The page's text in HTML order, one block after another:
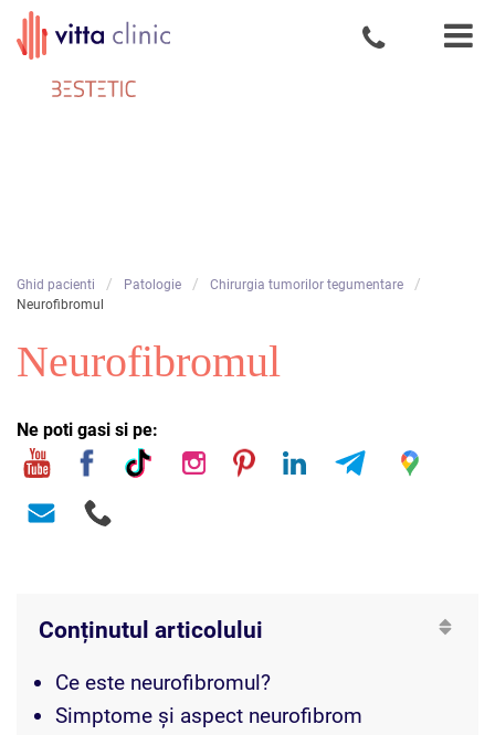
Skip
to
content
Profesionalism
si atentie la
detalii
Ghid pacienti / Patologie / Chirurgia tumorilor tegumentare /
Neurofibromul
Neurofibromul
Ne poti gasi si pe:
Conținutul articolului
Ce este neurofibromul?
Simptome și aspect neurofibrom